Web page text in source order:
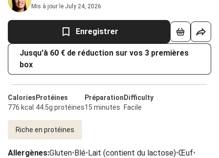
Mis à jour le July 24, 2026
Enregistrer
Jusqu'à 60 € de réduction sur vos 3 premières
box
Calories
776 kcal
Protéines
44.5g protéines
Préparation
15 minutes
Difficulty
Facile
Riche en protéines
Allergènes:Gluten•Blé•Lait (contient du lactose)•Œuf•